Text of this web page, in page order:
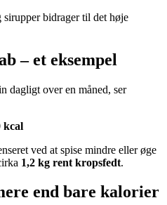
bidrager til det høje
– et eksempel
dagligt over en måned, ser
kcal
ved at spise mindre eller øge
1,2 kg rent kropsfedt.
end bare kalorier